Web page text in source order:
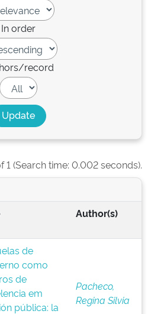
In order
record
1 (Search time: 0.002 seconds).
Author(s)
de
como
de
em
pública: la
Pacheco,
Regina Silvia